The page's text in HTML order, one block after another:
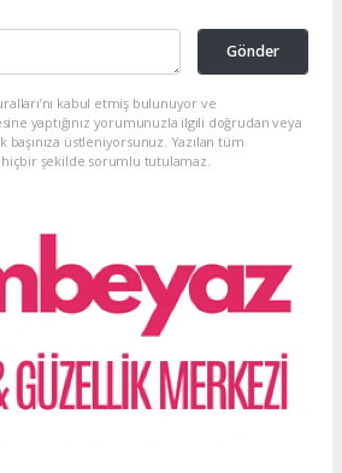
Gönder
kabul etmiş bulunuyor ve
yaptığınız yorumunuzla ilgili doğrudan veya
üstleniyorsunuz. Yazılan tüm
şekilde sorumlu tutulamaz.